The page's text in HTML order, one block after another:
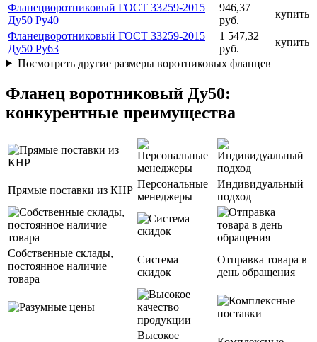
Фланецворотниковый ГОСТ 33259-2015
Ду50 Ру40
946,37
руб.
купить
Фланецворотниковый ГОСТ 33259-2015
Ду50 Ру63
1 547,32
руб.
купить
Посмотреть другие размеры воротниковых фланцев
Фланец воротниковый Ду50:
конкурентные преимущества
Прямые поставки из КНР
Персональные
менеджеры
Индивидуальный
подход
Собственные склады,
постоянное наличие
товара
Система
скидок
Отправка товара в
день обращения
Высокое